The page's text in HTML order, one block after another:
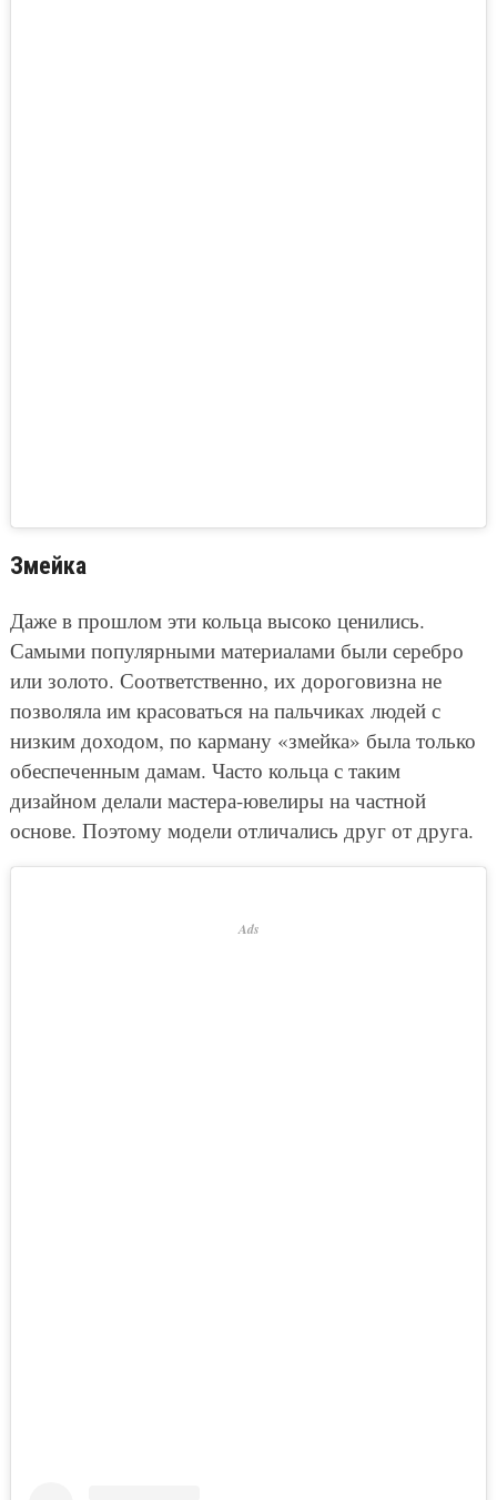
Змейка
Даже в прошлом эти кольца высоко ценились.
Самыми популярными материалами были серебро
или золото. Соответственно, их дороговизна не
позволяла им красоваться на пальчиках людей с
низким доходом, по карману «змейка» была только
обеспеченным дамам. Часто кольца с таким
дизайном делали мастера-ювелиры на частной
основе. Поэтому модели отличались друг от друга.
Ads